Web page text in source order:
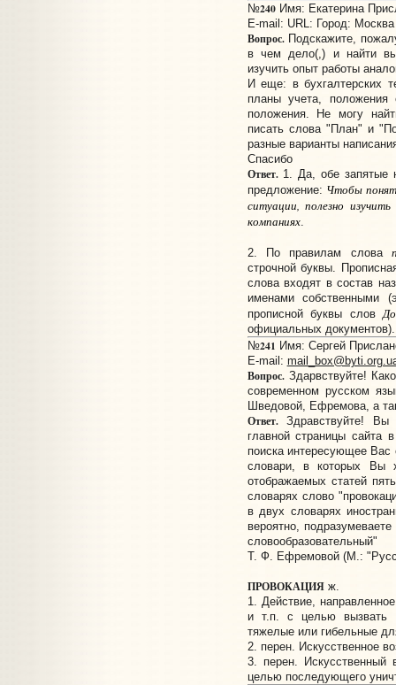
№240Имя: Екатерина
E-mail: URL: Город: Москва
Вопрос.Подскажите,
в чем дело(,) и найти
изучить опыт работы
И еще: в бухгалтерских
планы учета, положения
положения. Не могу
писать слова "План" и
разные варианты
Спасибо
Ответ.1. Да, обе запятые
предложение: Чтобы
ситуации, полезно
компаниях.
2. По правилам слова
строчной буквы.
слова входят в состав
именами собственными
прописной буквы слов
официальных документов).
№241 Имя: Сергей
E-mail:
Вопрос.Здарвствуйте!
современном русском
Шведовой, Ефремова, а
Ответ.Здравствуйте! Вы
главной страницы сайта
поиска интересующее Вас
словари, в которых Вы
отображаемых статей
словарях слово
в двух словарях
вероятно,
словообразовательный"
Т. Ф. Ефремовой (М.:
ПРОВОКАЦИЯж.
1. Действие,
и т.п. с целью вызвать
тяжелые или гибельные
2. перен. Искусственное
3. перен. Искусственный
целью последующего